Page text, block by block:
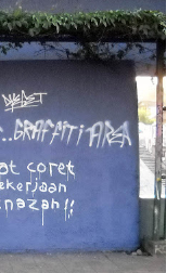
1 jam karena
ini saya ingin
Kebumen, Jawa
Sudah 15 tahun
masih bulan
Mumpung saya di
03/24) saya
yang tinggal di